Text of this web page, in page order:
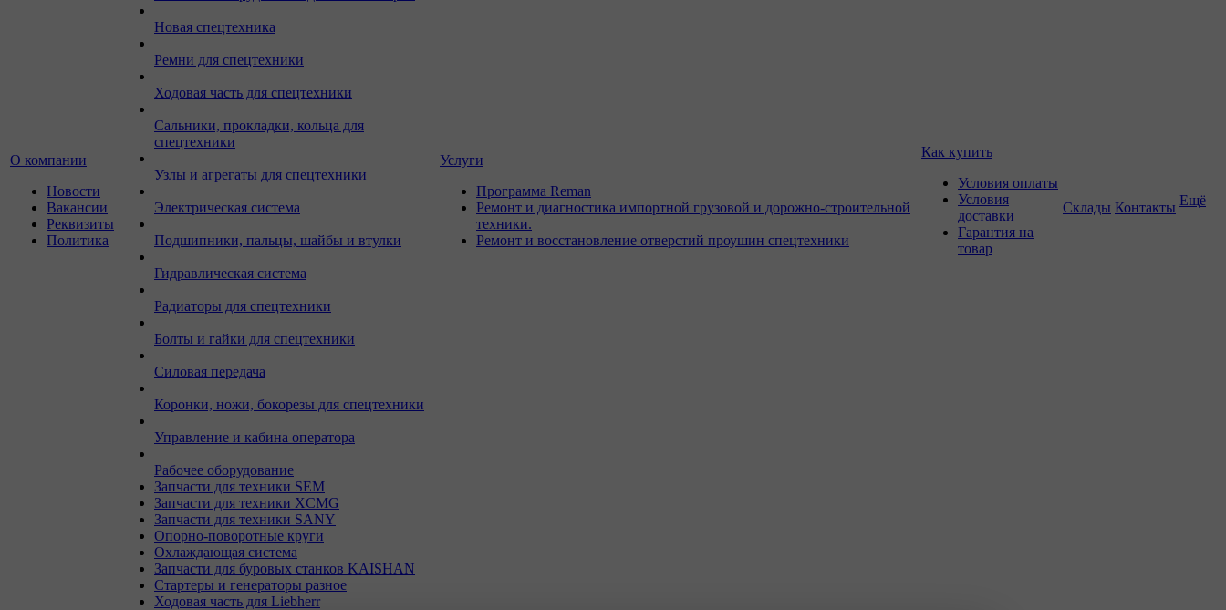
О компании
Новости
Вакансии
Реквизиты
Политика
Новая спецтехника
Ремни для спецтехники
Ходовая часть для спецтехники
Сальники, прокладки, кольца для
спецтехники
Узлы и агрегаты для спецтехники
Электрическая система
Подшипники, пальцы, шайбы и втулки
Гидравлическая система
Радиаторы для спецтехники
Болты и гайки для спецтехники
Силовая передача
Коронки, ножи, бокорезы для спецтехники
Управление и кабина оператора
Рабочее оборудование
Запчасти для техники SEM
Запчасти для техники XCMG
Запчасти для техники SANY
Опорно-поворотные круги
Охлаждающая система
Запчасти для буровых станков KAISHAN
Стартеры и генераторы разное
Ходовая часть для Liebherr
Услуги
Программа Reman
Ремонт и диагностика импортной грузовой и дорожно-строительной
техники.
Ремонт и восстановление отверстий проушин спецтехники
Как купить
Условия оплаты
Условия
доставки
Гарантия на
товар
Склады Контакты Ещё